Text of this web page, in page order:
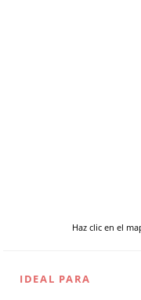
Haz clic en el
IDEAL PARA